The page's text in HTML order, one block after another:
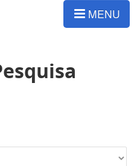
MENU